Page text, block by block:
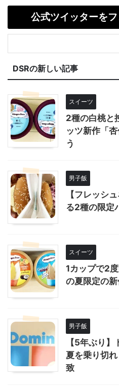
公式ツイッターを
DSRの新しい記事
スイーツ
2種の白桃と
ッツ新作「
う
男子飯
【フレッシ
る2種の限定
スイーツ
1カップで2
の夏限定の
男子飯
【5年ぶり
夏を乗り切
致